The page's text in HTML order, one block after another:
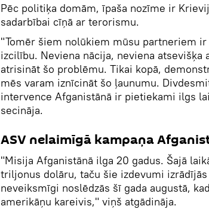
Pēc politiķa domām, īpaša nozīme ir
sadarbībai cīņā ar terorismu.
"Tomēr šiem nolūkiem mūsu partneriem
izcilību. Neviena nācija, neviena atsevišķa
atrisināt šo problēmu. Tikai kopā,
mēs varam iznīcināt šo ļaunumu.
intervence Afganistānā ir pietiekami ilgs
secināja.
ASV nelaimīgā kampaņa
"Misija Afganistānā ilga 20 gadus. Šajā
triljonus dolāru, taču šie izdevumi
neveiksmīgi noslēdzās šī gada augustā,
amerikāņu kareivis," viņš atgādināja.